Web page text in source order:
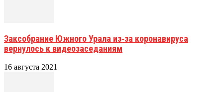
Заксобрание Южного Урала из‑за коронавируса
вернулось к видеозаседаниям
16 августа 2021